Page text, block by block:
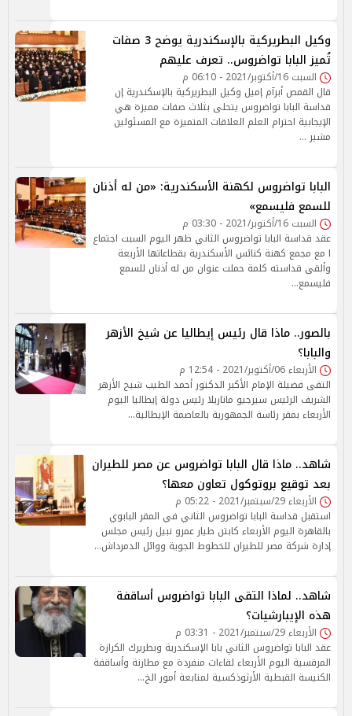
وكيل البطريركية بالإسكندرية يوضح 3 صفات
تُميز البابا تواضروس.. تعرف عليهم
السبت 16/أكتوبر/2021 - 06:10 م
قال القمص أبرآم إميل وكيل البطريركية بالإسكندرية إن
قداسة البابا تواضروس يتحلى بثلاث صفات مميزة هي
الإيجابية احترام العلم العلاقات المتميزة مع المسئولين
مشير …
البابا تواضروس لكهنة الأسكندرية: «من له أذنان
للسمع فليسمع»
السبت 16/أكتوبر/2021 - 03:30 م
عقد قداسة البابا تواضروس الثاني ظهر اليوم السبت اجتماع
ا مع مجمع كهنة كنائس الأسكندرية بقطاعاتها الأربعة
وألقى قداسته كلمة حملت عنوان من له أذنان للسمع
فليسمع…
بالصور.. ماذا قال رئيس إيطاليا عن شيخ الأزهر
والبابا؟
الأربعاء 06/أكتوبر/2021 - 12:54 م
التقى فضيلة الإمام الأكبر الدكتور أحمد الطيب شيخ الأزهر
الشريف الرئيس سيرجيو ماتاريلا رئيس دولة إيطاليا اليوم
الأربعاء بمقر رئاسة الجمهورية بالعاصمة الإيطالية…
شاهد.. ماذا قال البابا تواضروس عن مصر للطيران
بعد توقيع بروتوكول تعاون معها؟
الأربعاء 29/سبتمبر/2021 - 05:22 م
استقبل قداسة البابا تواضروس الثاني في المقر البابوي
بالقاهرة اليوم الأربعاء كابتن طيار عمرو نبيل رئيس مجلس
إدارة شركة مصر للطيران للخطوط الجوية ووائل الدمرداش…
شاهد.. لماذا التقى البابا تواضروس أساقفة
هذه الإيبارشيات؟
الأربعاء 29/سبتمبر/2021 - 03:31 م
عقد البابا تواضروس الثاني بابا الإسكندرية وبطريرك الكرازة
المرقسية اليوم الأربعاء لقاءات منفردة مع مطارنة وأساقفة
الكنيسة القبطية الأرثوذكسية لمتابعة أمور الخ…